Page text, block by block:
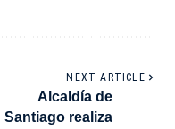
NEXT ARTICLE
Alcaldía de
Santiago realiza